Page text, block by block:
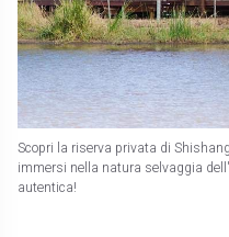
Scopri la riserva privata di
immersi nella natura selvaggia
autentica!